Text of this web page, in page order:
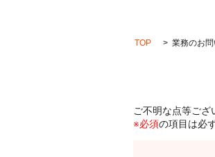
TOP 業務のお
ご不明な点等ござ
※必須の項目は必